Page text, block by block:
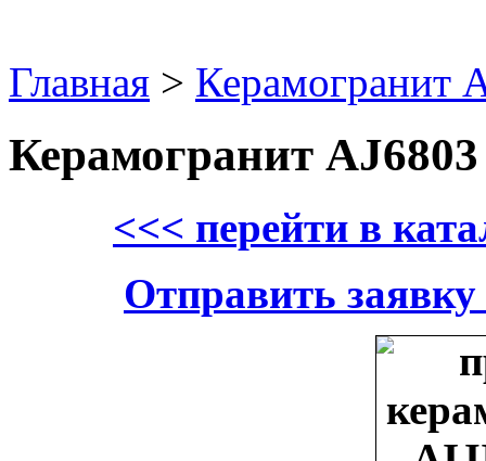
Главная > Керамогранит
Керамогранит AJ6803
<<< перейти в
Отправить